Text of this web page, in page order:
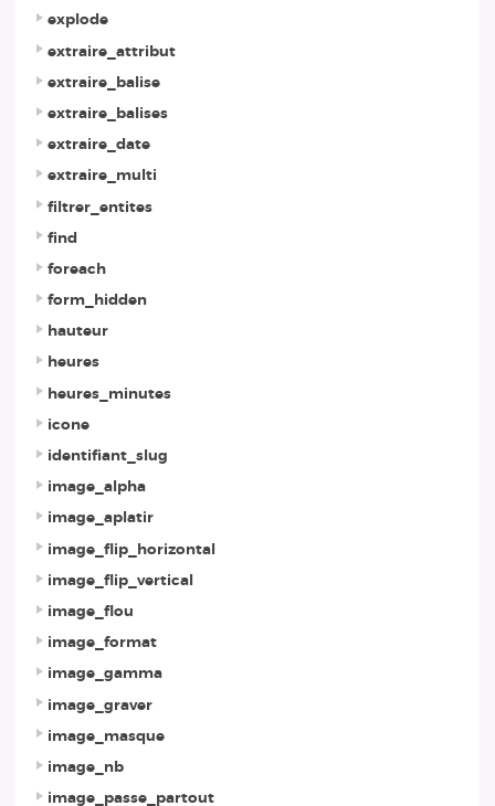
explode
extraire_attribut
extraire_balise
extraire_balises
extraire_date
extraire_multi
filtrer_entites
find
foreach
form_hidden
hauteur
heures
heures_minutes
icone
identifiant_slug
image_alpha
image_aplatir
image_flip_horizontal
image_flip_vertical
image_flou
image_format
image_gamma
image_graver
image_masque
image_nb
image_passe_partout